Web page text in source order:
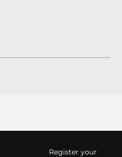
Register your